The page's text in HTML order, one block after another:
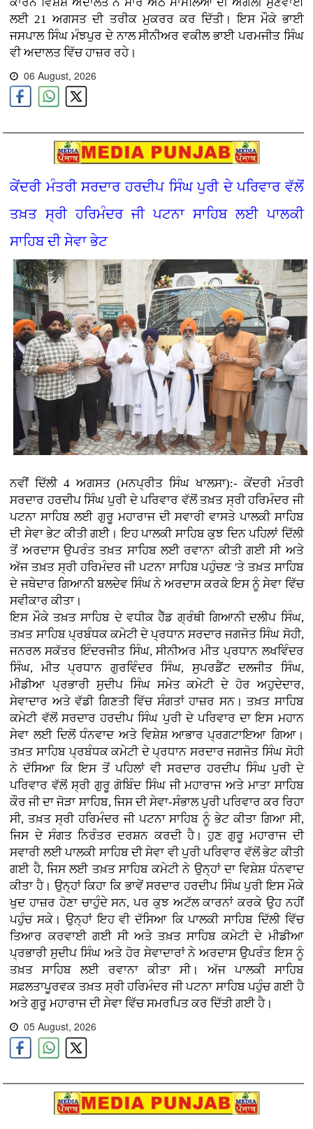
ਲਈ 21 ਅਗਸਤ ਦੀ ਤਰੀਕ ਮੁਕਰਰ ਕਰ ਦਿੱਤੀ। ਇਸ ਮੌਕੇ ਭਾਈ
ਜਸਪਾਲ ਸਿੰਘ ਮੰਝਪੁਰ ਦੇ ਨਾਲ ਸੀਨੀਅਰ ਵਕੀਲ ਭਾਈ ਪਰਮਜੀਤ ਸਿੰਘ
ਵੀ ਅਦਾਲਤ ਵਿੱਚ ਹਾਜ਼ਰ ਰਹੇ।
06 August, 2026
ਕੇਂਦਰੀ ਮੰਤਰੀ ਸਰਦਾਰ ਹਰਦੀਪ ਸਿੰਘ ਪੁਰੀ ਦੇ ਪਰਿਵਾਰ ਵੱਲੋਂ
ਤਖ਼ਤ ਸ੍ਰੀ ਹਰਿਮੰਦਰ ਜੀ ਪਟਨਾ ਸਾਹਿਬ ਲਈ ਪਾਲਕੀ
ਸਾਹਿਬ ਦੀ ਸੇਵਾ ਭੇਟ
ਨਵੀਂ ਦਿੱਲੀ 4 ਅਗਸਤ (ਮਨਪ੍ਰੀਤ ਸਿੰਘ ਖਾਲਸਾ):- ਕੇਂਦਰੀ ਮੰਤਰੀ
ਸਰਦਾਰ ਹਰਦੀਪ ਸਿੰਘ ਪੁਰੀ ਦੇ ਪਰਿਵਾਰ ਵੱਲੋਂ ਤਖ਼ਤ ਸ੍ਰੀ ਹਰਿਮੰਦਰ ਜੀ
ਪਟਨਾ ਸਾਹਿਬ ਲਈ ਗੁਰੂ ਮਹਾਰਾਜ ਦੀ ਸਵਾਰੀ ਵਾਸਤੇ ਪਾਲਕੀ ਸਾਹਿਬ
ਦੀ ਸੇਵਾ ਭੇਟ ਕੀਤੀ ਗਈ। ਇਹ ਪਾਲਕੀ ਸਾਹਿਬ ਕੁਝ ਦਿਨ ਪਹਿਲਾਂ ਦਿੱਲੀ
ਤੋਂ ਅਰਦਾਸ ਉਪਰੰਤ ਤਖ਼ਤ ਸਾਹਿਬ ਲਈ ਰਵਾਨਾ ਕੀਤੀ ਗਈ ਸੀ ਅਤੇ
ਅੱਜ ਤਖ਼ਤ ਸ੍ਰੀ ਹਰਿਮੰਦਰ ਜੀ ਪਟਨਾ ਸਾਹਿਬ ਪਹੁੰਚਣ 'ਤੇ ਤਖ਼ਤ ਸਾਹਿਬ
ਦੇ ਜਥੇਦਾਰ ਗਿਆਨੀ ਬਲਦੇਵ ਸਿੰਘ ਨੇ ਅਰਦਾਸ ਕਰਕੇ ਇਸ ਨੂੰ ਸੇਵਾ ਵਿੱਚ
ਸਵੀਕਾਰ ਕੀਤਾ।
ਇਸ ਮੌਕੇ ਤਖ਼ਤ ਸਾਹਿਬ ਦੇ ਵਧੀਕ ਹੈੱਡ ਗ੍ਰੰਥੀ ਗਿਆਨੀ ਦਲੀਪ ਸਿੰਘ,
ਤਖ਼ਤ ਸਾਹਿਬ ਪ੍ਰਬੰਧਕ ਕਮੇਟੀ ਦੇ ਪ੍ਰਧਾਨ ਸਰਦਾਰ ਜਗਜੋਤ ਸਿੰਘ ਸੋਹੀ,
ਜਨਰਲ ਸਕੱਤਰ ਇੰਦਰਜੀਤ ਸਿੰਘ, ਸੀਨੀਅਰ ਮੀਤ ਪ੍ਰਧਾਨ ਲਖਵਿੰਦਰ
ਸਿੰਘ, ਮੀਤ ਪ੍ਰਧਾਨ ਗੁਰਵਿੰਦਰ ਸਿੰਘ, ਸੁਪਰਡੈਂਟ ਦਲਜੀਤ ਸਿੰਘ,
ਮੀਡੀਆ ਪ੍ਰਭਾਰੀ ਸੁਦੀਪ ਸਿੰਘ ਸਮੇਤ ਕਮੇਟੀ ਦੇ ਹੋਰ ਅਹੁਦੇਦਾਰ,
ਸੇਵਾਦਾਰ ਅਤੇ ਵੱਡੀ ਗਿਣਤੀ ਵਿੱਚ ਸੰਗਤਾਂ ਹਾਜ਼ਰ ਸਨ। ਤਖ਼ਤ ਸਾਹਿਬ
ਕਮੇਟੀ ਵੱਲੋਂ ਸਰਦਾਰ ਹਰਦੀਪ ਸਿੰਘ ਪੁਰੀ ਦੇ ਪਰਿਵਾਰ ਦਾ ਇਸ ਮਹਾਨ
ਸੇਵਾ ਲਈ ਦਿਲੋਂ ਧੰਨਵਾਦ ਅਤੇ ਵਿਸ਼ੇਸ਼ ਆਭਾਰ ਪ੍ਰਗਟਾਇਆ ਗਿਆ।
ਤਖ਼ਤ ਸਾਹਿਬ ਪ੍ਰਬੰਧਕ ਕਮੇਟੀ ਦੇ ਪ੍ਰਧਾਨ ਸਰਦਾਰ ਜਗਜੋਤ ਸਿੰਘ ਸੋਹੀ
ਨੇ ਦੱਸਿਆ ਕਿ ਇਸ ਤੋਂ ਪਹਿਲਾਂ ਵੀ ਸਰਦਾਰ ਹਰਦੀਪ ਸਿੰਘ ਪੁਰੀ ਦੇ
ਪਰਿਵਾਰ ਵੱਲੋਂ ਸ੍ਰੀ ਗੁਰੂ ਗੋਬਿੰਦ ਸਿੰਘ ਜੀ ਮਹਾਰਾਜ ਅਤੇ ਮਾਤਾ ਸਾਹਿਬ
ਕੌਰ ਜੀ ਦਾ ਜੋੜਾ ਸਾਹਿਬ, ਜਿਸ ਦੀ ਸੇਵਾ-ਸੰਭਾਲ ਪੁਰੀ ਪਰਿਵਾਰ ਕਰ ਰਿਹਾ
ਸੀ, ਤਖ਼ਤ ਸ੍ਰੀ ਹਰਿਮੰਦਰ ਜੀ ਪਟਨਾ ਸਾਹਿਬ ਨੂੰ ਭੇਟ ਕੀਤਾ ਗਿਆ ਸੀ,
ਜਿਸ ਦੇ ਸੰਗਤ ਨਿਰੰਤਰ ਦਰਸ਼ਨ ਕਰਦੀ ਹੈ। ਹੁਣ ਗੁਰੂ ਮਹਾਰਾਜ ਦੀ
ਸਵਾਰੀ ਲਈ ਪਾਲਕੀ ਸਾਹਿਬ ਦੀ ਸੇਵਾ ਵੀ ਪੁਰੀ ਪਰਿਵਾਰ ਵੱਲੋਂ ਭੇਟ ਕੀਤੀ
ਗਈ ਹੈ, ਜਿਸ ਲਈ ਤਖ਼ਤ ਸਾਹਿਬ ਕਮੇਟੀ ਨੇ ਉਨ੍ਹਾਂ ਦਾ ਵਿਸ਼ੇਸ਼ ਧੰਨਵਾਦ
ਕੀਤਾ ਹੈ। ਉਨ੍ਹਾਂ ਕਿਹਾ ਕਿ ਭਾਵੇਂ ਸਰਦਾਰ ਹਰਦੀਪ ਸਿੰਘ ਪੁਰੀ ਇਸ ਮੌਕੇ
ਖੁਦ ਹਾਜ਼ਰ ਹੋਣਾ ਚਾਹੁੰਦੇ ਸਨ, ਪਰ ਕੁਝ ਅਟੱਲ ਕਾਰਨਾਂ ਕਰਕੇ ਉਹ ਨਹੀਂ
ਪਹੁੰਚ ਸਕੇ। ਉਨ੍ਹਾਂ ਇਹ ਵੀ ਦੱਸਿਆ ਕਿ ਪਾਲਕੀ ਸਾਹਿਬ ਦਿੱਲੀ ਵਿੱਚ
ਤਿਆਰ ਕਰਵਾਈ ਗਈ ਸੀ ਅਤੇ ਤਖ਼ਤ ਸਾਹਿਬ ਕਮੇਟੀ ਦੇ ਮੀਡੀਆ
ਪ੍ਰਭਾਰੀ ਸੁਦੀਪ ਸਿੰਘ ਅਤੇ ਹੋਰ ਸੇਵਾਦਾਰਾਂ ਨੇ ਅਰਦਾਸ ਉਪਰੰਤ ਇਸ ਨੂੰ
ਤਖ਼ਤ ਸਾਹਿਬ ਲਈ ਰਵਾਨਾ ਕੀਤਾ ਸੀ। ਅੱਜ ਪਾਲਕੀ ਸਾਹਿਬ
ਸਫ਼ਲਤਾਪੂਰਵਕ ਤਖ਼ਤ ਸ੍ਰੀ ਹਰਿਮੰਦਰ ਜੀ ਪਟਨਾ ਸਾਹਿਬ ਪਹੁੰਚ ਗਈ ਹੈ
ਅਤੇ ਗੁਰੂ ਮਹਾਰਾਜ ਦੀ ਸੇਵਾ ਵਿੱਚ ਸਮਰਪਿਤ ਕਰ ਦਿੱਤੀ ਗਈ ਹੈ।
05 August, 2026